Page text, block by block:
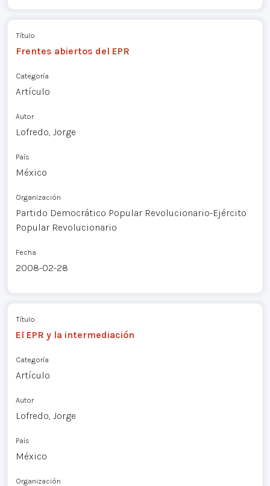
Título
Frentes abiertos del EPR
Categoría
Artículo
Autor
Lofredo, Jorge
País
México
Organización
Partido Democrático Popular Revolucionario-Ejército
Popular Revolucionario
Fecha
2008-02-28
Título
El EPR y la intermediación
Categoría
Artículo
Autor
Lofredo, Jorge
País
México
Organización